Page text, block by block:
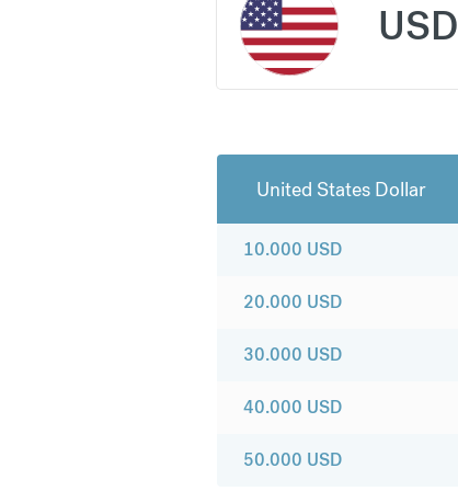
USD
United States Dollar
10.000 USD
20.000 USD
30.000 USD
40.000 USD
50.000 USD